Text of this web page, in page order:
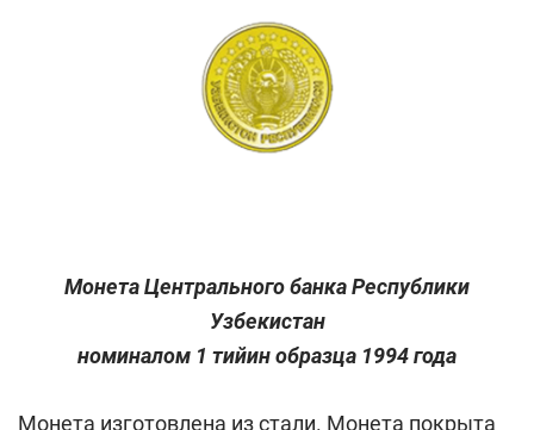
Монета Центрального банка Республики
Узбекистан
номиналом 1 тийин образца 1994 года
Монета изготовлена из стали. Монета покрыта